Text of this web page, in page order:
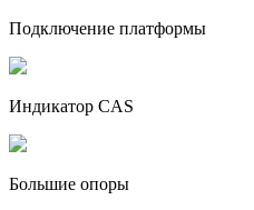
Подключение платформы
Индикатор CAS
Большие опоры